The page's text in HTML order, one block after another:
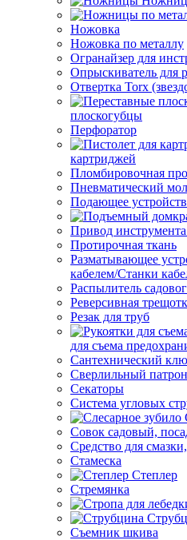
Ножовка
Ножовка по металлу
Огранайзер для
Опрыскиватель для
Отвертка Torx
плоскогубцы
Перфоратор
картриджей
Пломбировочная
Пневматический
Подающее
Привод
Протирочная ткань
Разматывающее
кабелем/Станки
Распылитель
Реверсивная
Резак для труб
для съема
Сантехнический
Сверлильный патрон
Секаторы
Система угловых
Совок садовый,
Средство для
Стамеска
Степлер
Стремянка
Съемник шкива